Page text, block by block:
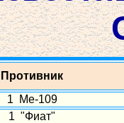
Противник
1 Ме-109
1 "Фиат"